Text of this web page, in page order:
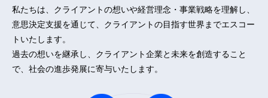
私たちは、クライアントの想いや経営理念・事業戦略を理解し、
意思決定支援を通じて、クライアントの目指す世界までエスコー
トいたします。
過去の想いを継承し、クライアント企業と未来を創造すること
で、社会の進歩発展に寄与いたします。